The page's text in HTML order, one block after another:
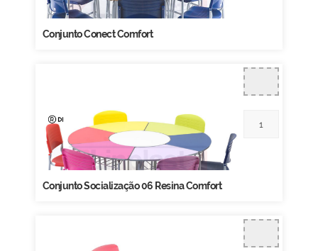
Conjunto Conect Comfort
Conjunto Socialização 06 Resina Comfort